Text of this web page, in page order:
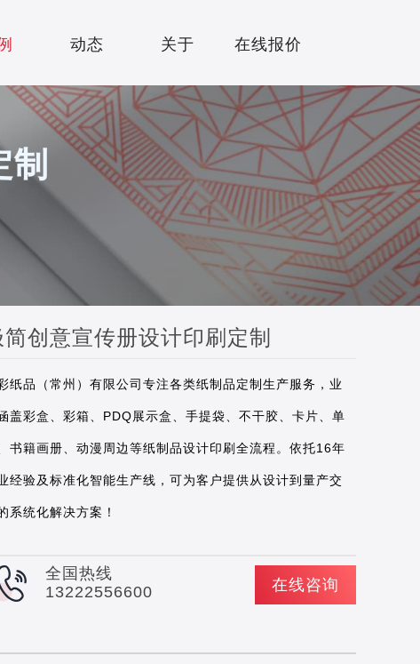
动态
关于
在线报价
简创意宣传册设计印刷定制
纸品（常州）有限公司专注各类纸制品定制生产服务，业
盖彩盒、彩箱、PDQ展示盒、手提袋、不干胶、卡片、单
书籍画册、动漫周边等纸制品设计印刷全流程。依托16年
经验及标准化智能生产线，可为客户提供从设计到量产交
系统化解决方案！
在线咨询
全国热线
13222556600